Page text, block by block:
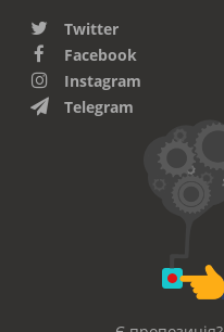
Twitter
Facebook
Instagram
Telegram